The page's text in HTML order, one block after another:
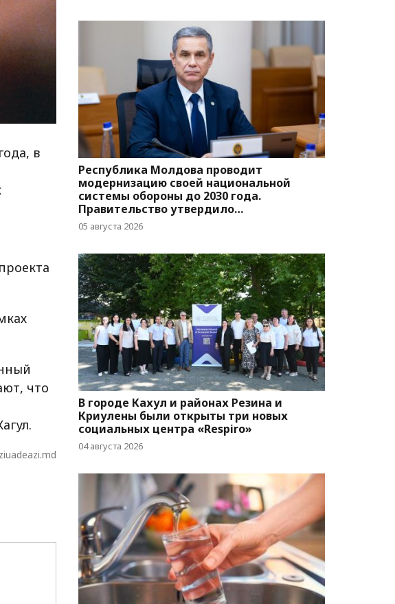
в
что
ziuadeazi.md
Республика Молдова проводит
модернизацию своей национальной
системы обороны до 2030 года.
Правительство утвердило
соответствующую программу
05 августа 2026
В городе Кахул и районах Резина и
Криулены были открыты три новых
социальных центра «Respiro»
04 августа 2026